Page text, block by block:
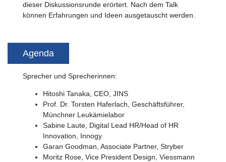
dieser Diskussionsrunde erörtert. Nach dem Talk
können Erfahrungen und Ideen ausgetauscht werden.
Agenda
Sprecher und Sprecherinnen:
Hitoshi Tanaka, CEO, JINS
Prof. Dr. Torsten Haferlach, Geschäftsführer,
Münchner Leukämielabor
Sabine Laute, Digital Lead HR/Head of HR
Innovation, Innogy
Garan Goodman, Associate Partner, Stryber
Moritz Rose, Vice President Design, Viessmann